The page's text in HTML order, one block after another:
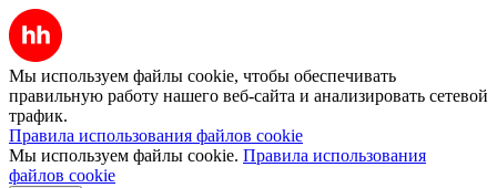
Мы используем файлы cookie, чтобы обеспечивать
правильную работу нашего веб-сайта и анализировать сетевой
трафик.
Правила использования файлов cookie
Мы используем файлы cookie. Правила использования
файлов cookie